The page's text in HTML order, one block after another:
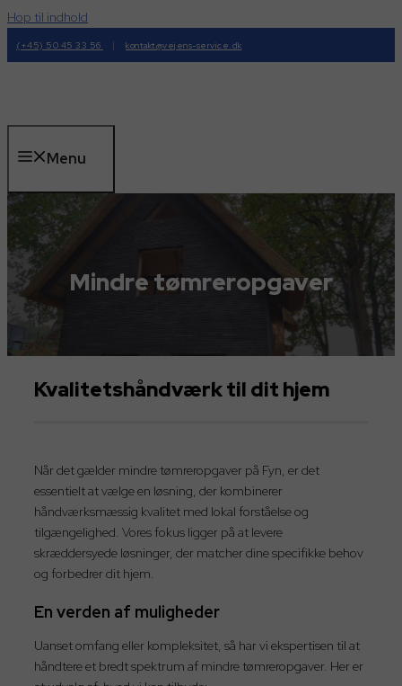
Hop til indhold
(+45) 50 45 33 56 | kontakt@vejens-service.dk
Menu
Mindre tømreropgaver
Kvalitetshåndværk til dit hjem
Når det gælder mindre tømreropgaver på Fyn, er det
essentielt at vælge en løsning, der kombinerer
håndværksmæssig kvalitet med lokal forståelse og
tilgængelighed. Vores fokus ligger på at levere
skræddersyede løsninger, der matcher dine specifikke behov
og forbedrer dit hjem.
En verden af muligheder
Uanset omfang eller kompleksitet, så har vi ekspertisen til at
håndtere et bredt spektrum af mindre tømreropgaver. Her er